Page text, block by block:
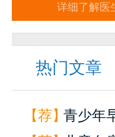
详细了解医
热门文章
【荐】青少年